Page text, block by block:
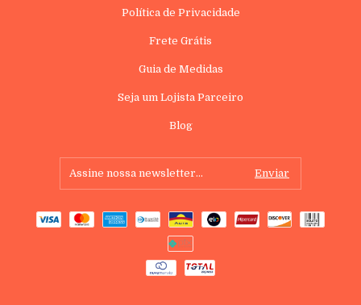
Política de Privacidade
Frete Grátis
Guia de Medidas
Seja um Lojista Parceiro
Blog